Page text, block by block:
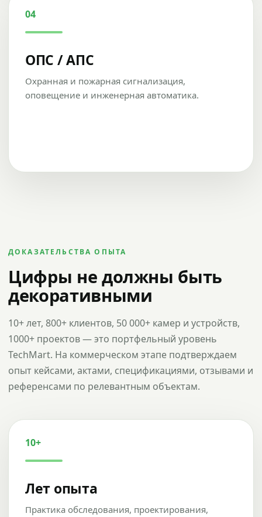
04
ОПС / АПС
Охранная и пожарная сигнализация,
оповещение и инженерная автоматика.
ДОКАЗАТЕЛЬСТВА ОПЫТА
Цифры не должны быть
декоративными
10+ лет, 800+ клиентов, 50 000+ камер и устройств,
1000+ проектов — это портфельный уровень
TechMart. На коммерческом этапе подтверждаем
опыт кейсами, актами, спецификациями, отзывами и
референсами по релевантным объектам.
10+
Лет опыта
Практика обследования, проектирования,